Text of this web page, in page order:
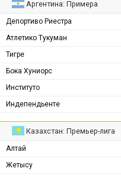
Аргентина: Примера
Депортиво Риестра
Атлетико Тукуман
Тигре
Бока Хуниорс
Институто
Индепендьенте
Казахстан: Премьер-лига
Алтай
Жетысу